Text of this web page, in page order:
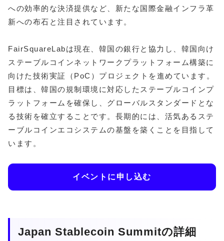
への効率的な決済提供など、新たな国際金融インフラ革
新への布石と注目されています。
FairSquareLabは現在、韓国の銀行と協力し、韓国向け
ステーブルコインネットワークプラットフォーム構築に
向けた技術実証（PoC）プロジェクトを進めています。
目標は、韓国の規制環境に対応したステーブルコインプ
ラットフォームを確保し、グローバルスタンダードとな
る技術を確立することです。長期的には、活気あるステ
ーブルコインエコシステムの基盤を築くことを目指して
います。
イベントに申し込む
Japan Stablecoin Summitの詳細